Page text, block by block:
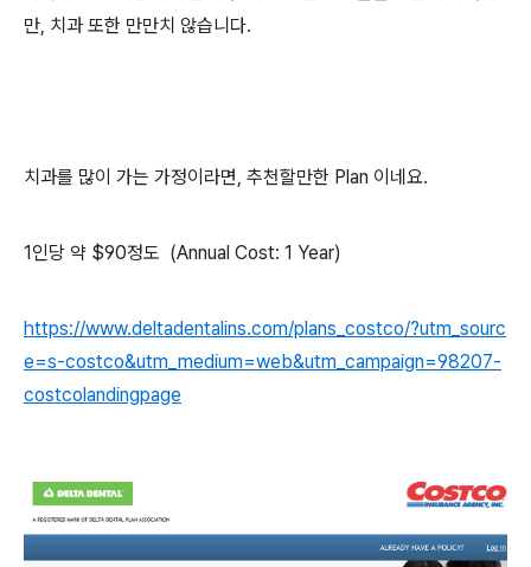
만, 치과 또한 만만치 않습니다.
치과를 많이 가는 가정이라면, 추천할만한 Plan 이네요.
1인당 약 $90정도 (Annual Cost: 1 Year)
https://www.deltadentalins.com/plans_costco/?utm_sourc
e=s-costco&utm_medium=web&utm_campaign=98207-
costcolandingpage